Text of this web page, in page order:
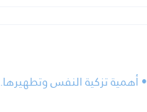
• أهمية تزكية النفس وتطهيرها.